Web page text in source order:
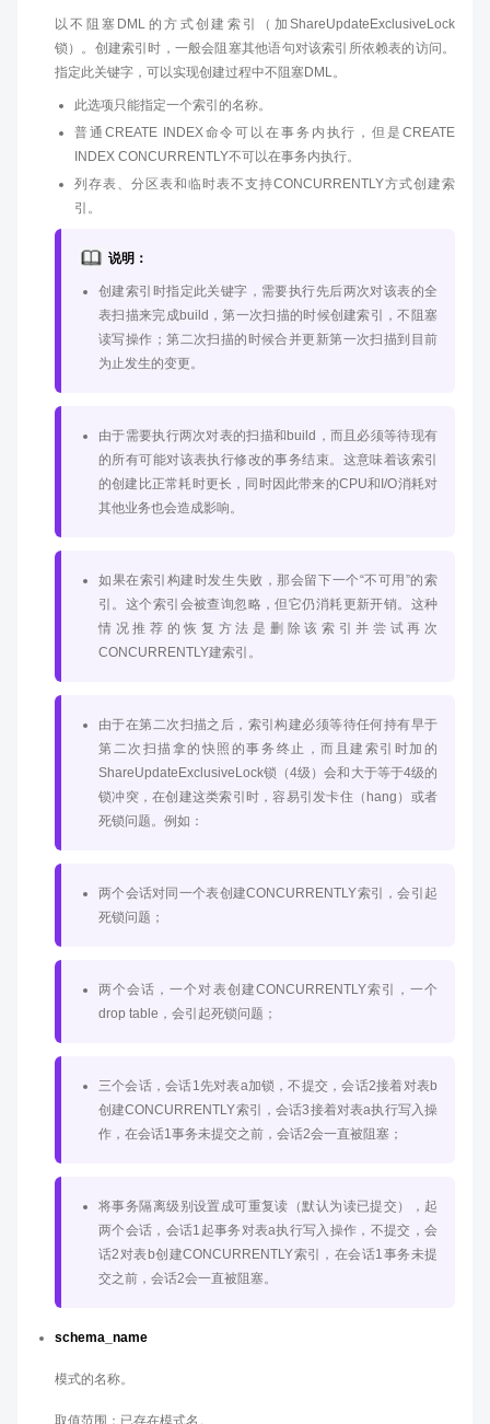
以不阻塞DML的方式创建索引（加ShareUpdateExclusiveLock
锁）。创建索引时，一般会阻塞其他语句对该索引所依赖表的访问。
指定此关键字，可以实现创建过程中不阻塞DML。
此选项只能指定一个索引的名称。
普通CREATE INDEX命令可以在事务内执行，但是CREATE
INDEX CONCURRENTLY不可以在事务内执行。
列存表、分区表和临时表不支持CONCURRENTLY方式创建索
引。
说明：
创建索引时指定此关键字，需要执行先后两次对该表的全
表扫描来完成build，第一次扫描的时候创建索引，不阻塞
读写操作；第二次扫描的时候合并更新第一次扫描到目前
为止发生的变更。
由于需要执行两次对表的扫描和build，而且必须等待现有
的所有可能对该表执行修改的事务结束。这意味着该索引
的创建比正常耗时更长，同时因此带来的CPU和I/O消耗对
其他业务也会造成影响。
如果在索引构建时发生失败，那会留下一个“不可用”的索
引。这个索引会被查询忽略，但它仍消耗更新开销。这种
情况推荐的恢复方法是删除该索引并尝试再次
CONCURRENTLY建索引。
由于在第二次扫描之后，索引构建必须等待任何持有早于
第二次扫描拿的快照的事务终止，而且建索引时加的
ShareUpdateExclusiveLock锁（4级）会和大于等于4级的
锁冲突，在创建这类索引时，容易引发卡住（hang）或者
死锁问题。例如：
两个会话对同一个表创建CONCURRENTLY索引，会引起
死锁问题；
两个会话，一个对表创建CONCURRENTLY索引，一个
drop table，会引起死锁问题；
三个会话，会话1先对表a加锁，不提交，会话2接着对表b
创建CONCURRENTLY索引，会话3接着对表a执行写入操
作，在会话1事务未提交之前，会话2会一直被阻塞；
将事务隔离级别设置成可重复读（默认为读已提交），起
两个会话，会话1起事务对表a执行写入操作，不提交，会
话2对表b创建CONCURRENTLY索引，在会话1事务未提
交之前，会话2会一直被阻塞。
schema_name
模式的名称。
取值范围：已存在模式名。